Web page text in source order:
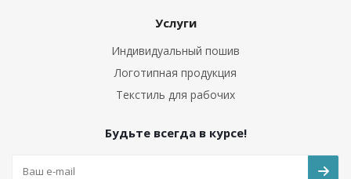
Услуги
Индивидуальный пошив
Логотипная продукция
Текстиль для рабочих
Будьте всегда в курсе!